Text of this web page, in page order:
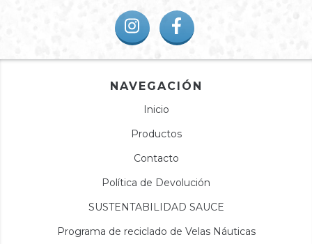
NAVEGACIÓN
Inicio
Productos
Contacto
Política de Devolución
SUSTENTABILIDAD SAUCE
Programa de reciclado de Velas Náuticas